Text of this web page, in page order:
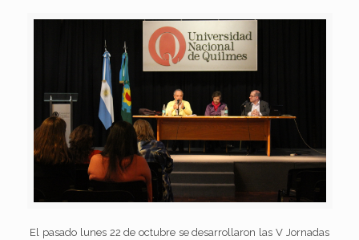
El pasado lunes 22 de octubre se desarrollaron las V Jornadas